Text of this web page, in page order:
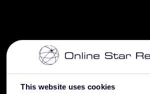
This website uses cookies